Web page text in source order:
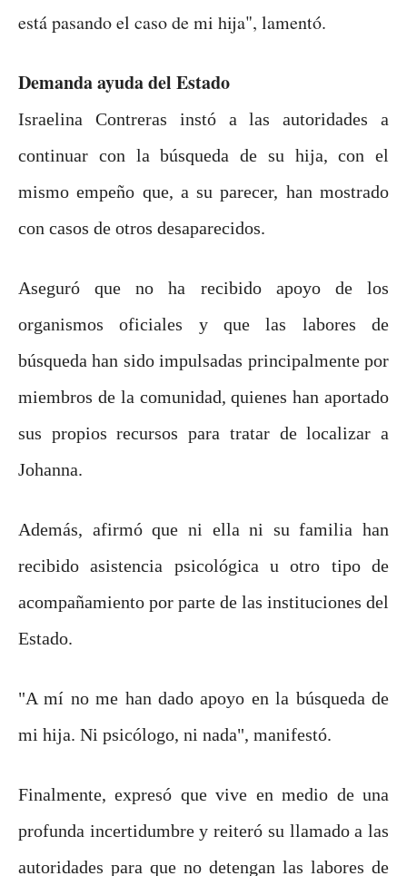
está pasando el caso de mi hija", lamentó.
Demanda ayuda del Estado
Israelina Contreras instó a las autoridades a
continuar con la búsqueda de su hija, con el
mismo empeño que, a su parecer, han mostrado
con casos de otros desaparecidos.
Aseguró que no ha recibido apoyo de los
organismos oficiales y que las labores de
búsqueda han sido impulsadas principalmente por
miembros de la comunidad, quienes han aportado
sus propios recursos para tratar de localizar a
Johanna.
Además, afirmó que ni ella ni su familia han
recibido asistencia psicológica u otro tipo de
acompañamiento por parte de las instituciones del
Estado.
"A mí no me han dado apoyo en la búsqueda de
mi hija. Ni psicólogo, ni nada", manifestó.
Finalmente, expresó que vive en medio de una
profunda incertidumbre y reiteró su llamado a las
autoridades para que no detengan las labores de